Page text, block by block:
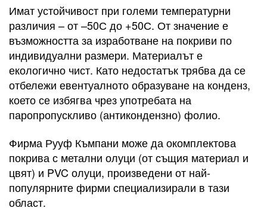
Имат устойчивост при големи температурни
различия – от –50С до +50С. От значение е
възможността за изработване на покриви по
индивидуални размери. Материалът е
екологично чист. Като недостатък трябва да се
отбележи евентуалното образуване на конденз,
което се избягва чрез употребата на
паропропускливо (антикондензно) фолио.
Фирма Рууф Къмпани може да окомплектова
покрива с метални олуци (от същия материал и
цвят) и PVC олуци, произведени от най-
популярните фирми специализирали в тази
област.